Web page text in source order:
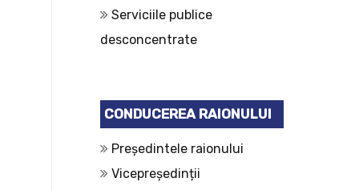
Serviciile publice
desconcentrate
CONDUCEREA RAIONULUI
Președintele raionului
Vicepreședinții